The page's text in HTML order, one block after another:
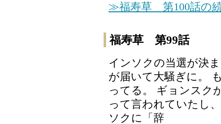
≫福寿草 第100話の
福寿草 第99話
インソクの当選が決
が届いて大騒ぎに。
ってる。 ギョンスク
って言われていたし
ソクに「辞